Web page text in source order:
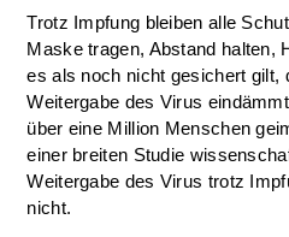
Trotz Impfung bleiben alle
Maske tragen, Abstand halten,
es als noch nicht gesichert gilt,
Weitergabe des Virus
über eine Million Menschen
einer breiten Studie
Weitergabe des Virus trotz
nicht.